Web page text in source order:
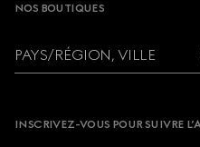
NOS BOUTIQUES
PAYS/RÉGION, VILLE
INSCRIVEZ-VOUS POUR SUIVRE